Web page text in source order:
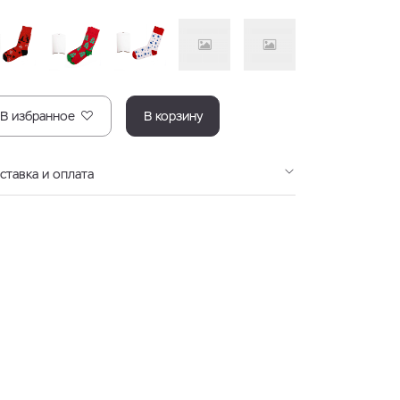
В избранное В корзину
и оплата